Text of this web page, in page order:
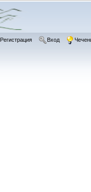
Регистрация Вход